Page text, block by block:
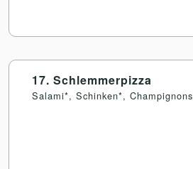
17. Schlemmerpizza
Salami*, Schinken*, Champignons